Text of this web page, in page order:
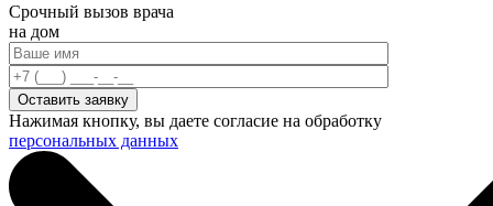
Срочный вызов врача
на дом
Нажимая кнопку, вы даете согласие на обработку
персональных данных